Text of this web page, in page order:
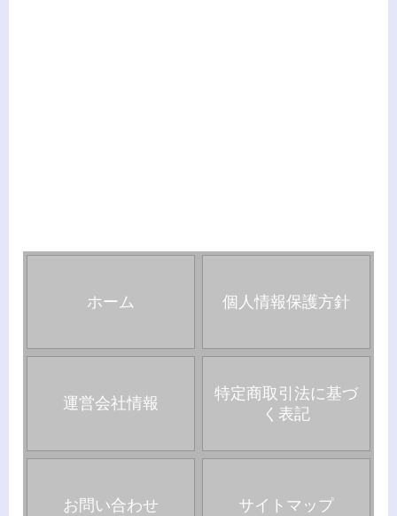
ホーム 個人情報保護方針
運営会社情報
特定商取引法に基づ
く表記
お問い合わせ サイトマップ